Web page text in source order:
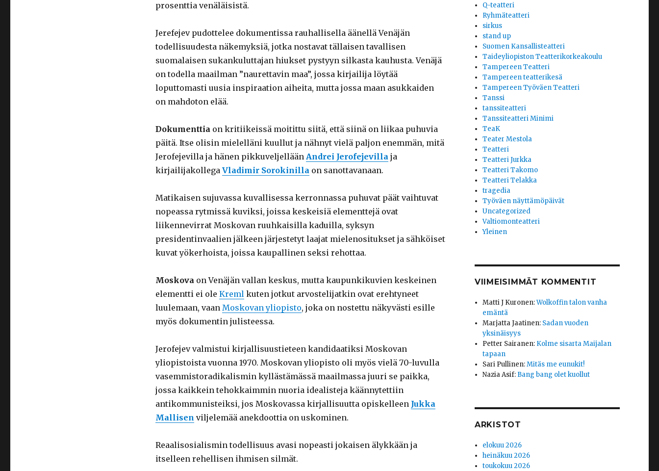
prosenttia venäläisistä.
Jerefejev pudottelee dokumentissa rauhallisella äänellä Venäjän
todellisuudesta näkemyksiä, jotka nostavat tällaisen tavallisen
suomalaisen sukankuluttajan hiukset pystyyn silkasta kauhusta. Venäjä
on todella maailman ”naurettavin maa”, jossa kirjailija löytää
loputtomasti uusia inspiraation aiheita, mutta jossa maan asukkaiden
on mahdoton elää.
Dokumenttiaon kritiikeissä moitittu siitä, että siinä on liikaa puhuvia
päitä. Itse olisin mielelläni kuullut ja nähnyt vielä paljon enemmän, mitä
Jerofejevilla ja hänen pikkuveljellään Andrei Jerofejevillaja
kirjailijakollega Vladimir Sorokinillaon sanottavanaan.
Matikaisen sujuvassa kuvallisessa kerronnassa puhuvat päät vaihtuvat
nopeassa rytmissä kuviksi, joissa keskeisiä elementtejä ovat
liikennevirrat Moskovan ruuhkaisilla kaduilla, syksyn
presidentinvaalien jälkeen järjestetyt laajat mielenositukset ja sähköiset
kuvat yökerhoista, joissa kaupallinen seksi rehottaa.
Moskovaon Venäjän vallan keskus, mutta kaupunkikuvien keskeinen
elementti ei ole Kremlkuten jotkut arvostelijatkin ovat erehtyneet
luulemaan, vaan Moskovan yliopisto, joka on nostettu näkyvästi esille
myös dokumentin julisteessa.
Jerofejev valmistui kirjallisuustieteen kandidaatiksi Moskovan
yliopistoista vuonna 1970. Moskovan yliopisto oli myös vielä 70-luvulla
vasemmistoradikalismin kyllästämässä maailmassa juuri se paikka,
jossa kaikkein tehokkaimmin nuoria idealisteja käännytettiin
antikommunisteiksi, jos Moskovassa kirjallisuutta opiskelleen Jukka
Mallisen viljelemää anekdoottia on uskominen.
Reaalisosialismin todellisuus avasi nopeasti jokaisen älykkään ja
itselleen rehellisen ihmisen silmät.
Q-teatteri
Ryhmäteatteri
sirkus
stand up
Suomen Kansallisteatteri
Taideyliopiston Teatterikorkeakoulu
Tampereen Teatteri
Tampereen teatterikesä
Tampereen Työväen Teatteri
Tanssi
tanssiteatteri
Tanssiteatteri Minimi
TeaK
Teater Mestola
Teatteri
Teatteri Jurkka
Teatteri Takomo
Teatteri Telakka
tragedia
Työväen näyttämöpäivät
Uncategorized
Valtiomonteatteri
Yleinen
VIIMEISIMMÄT KOMMENTIT
Matti J Kuronen:Wolkoffin talon vanha
emäntä
Marjatta Jaatinen: Sadan vuoden
yksinäisyys
Petter Sairanen: Kolme sisarta Maijalan
tapaan
Sari Pullinen:Mitäs me eunukit!
Nazia Asif: Bang bang olet kuollut
ARKISTOT
elokuu 2026
heinäkuu 2026
toukokuu 2026